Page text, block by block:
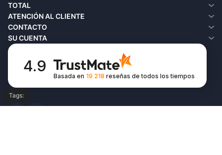
TOTAL
¿Quiénes somos?
Entrega
Política de privacidad
Términos y condiciones
ATENCIÓN AL CLIENTE
Contacto
Devoluciones
SiteMap
CONTACTO
SU CUENTA
Su cuenta
Historial de pedidos
Favoritos
Boletín de noticias
4.9
Basada en 19 218 reseñasde todos los tiempos
Tags: